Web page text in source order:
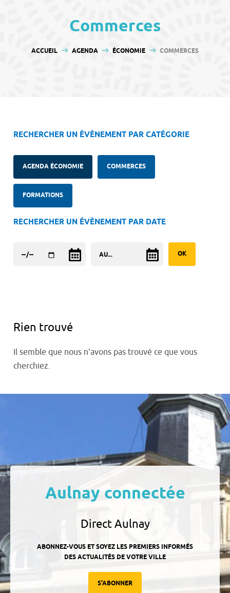
Commerces
VOUS ÊTES ICI :
ACCUEIL AGENDA ÉCONOMIE COMMERCES
RECHERCHER UN ÉVÈNEMENT PAR CATÉGORIE
AGENDA ÉCONOMIE COMMERCES
FORMATIONS
RECHERCHER UN ÉVÈNEMENT PAR DATE
Rien trouvé
Il semble que nous n'avons pas trouvé ce que vous
cherchiez.
Aulnay connectée
Direct Aulnay
ABONNEZ-VOUS ET SOYEZ LES PREMIERS INFORMÉS
DES ACTUALITÉS DE VOTRE VILLE
S'ABONNER